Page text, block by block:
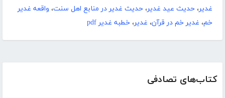
کتاب‌های تصادفی
غدیر، حدیث عید غدیر، حدیث غدیر در منابع اهل سنت، واقعه غدیر
خم، غدیر خم در قرآن، غدیر، خطبه غدیر pdf